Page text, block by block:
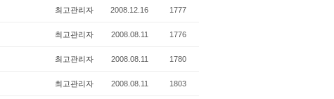
최고관리자 2008.12.16 1777
최고관리자 2008.08.11 1776
최고관리자 2008.08.11 1780
최고관리자 2008.08.11 1803